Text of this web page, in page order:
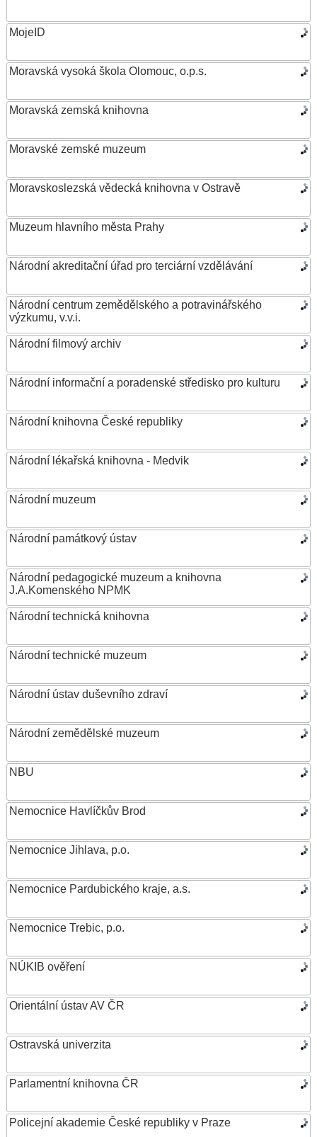
MojeID
Moravská vysoká škola Olomouc, o.p.s.
Moravská zemská knihovna
Moravské zemské muzeum
Moravskoslezská vědecká knihovna v Ostravě
Muzeum hlavního města Prahy
Národní akreditační úřad pro terciární vzdělávání
Národní centrum zemědělského a potravinářského
výzkumu, v.v.i.
Národní filmový archiv
Národní informační a poradenské středisko pro kulturu
Národní knihovna České republiky
Národní lékařská knihovna - Medvik
Národní muzeum
Národní památkový ústav
Národní pedagogické muzeum a knihovna
J.A.Komenského NPMK
Národní technická knihovna
Národní technické muzeum
Národní ústav duševního zdraví
Národní zemědělské muzeum
NBU
Nemocnice Havlíčkův Brod
Nemocnice Jihlava, p.o.
Nemocnice Pardubického kraje, a.s.
Nemocnice Trebic, p.o.
NÚKIB ověření
Orientální ústav AV ČR
Ostravská univerzita
Parlamentní knihovna ČR
Policejní akademie České republiky v Praze